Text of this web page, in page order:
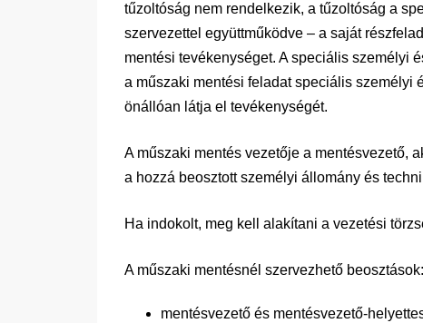
tűzoltóság nem rendelkezik, a tűzoltóság a
szervezettel együttműködve – a saját
mentési tevékenységet. A speciális személyi
a műszaki mentési feladat speciális személyi
önállóan látja el tevékenységét.
A műszaki mentés vezetője a mentésvezető,
a hozzá beosztott személyi állomány és
Ha indokolt, meg kell alakítani a vezetési
A műszaki mentésnél szervezhető beosztások:
mentésvezető és mentésvezető-